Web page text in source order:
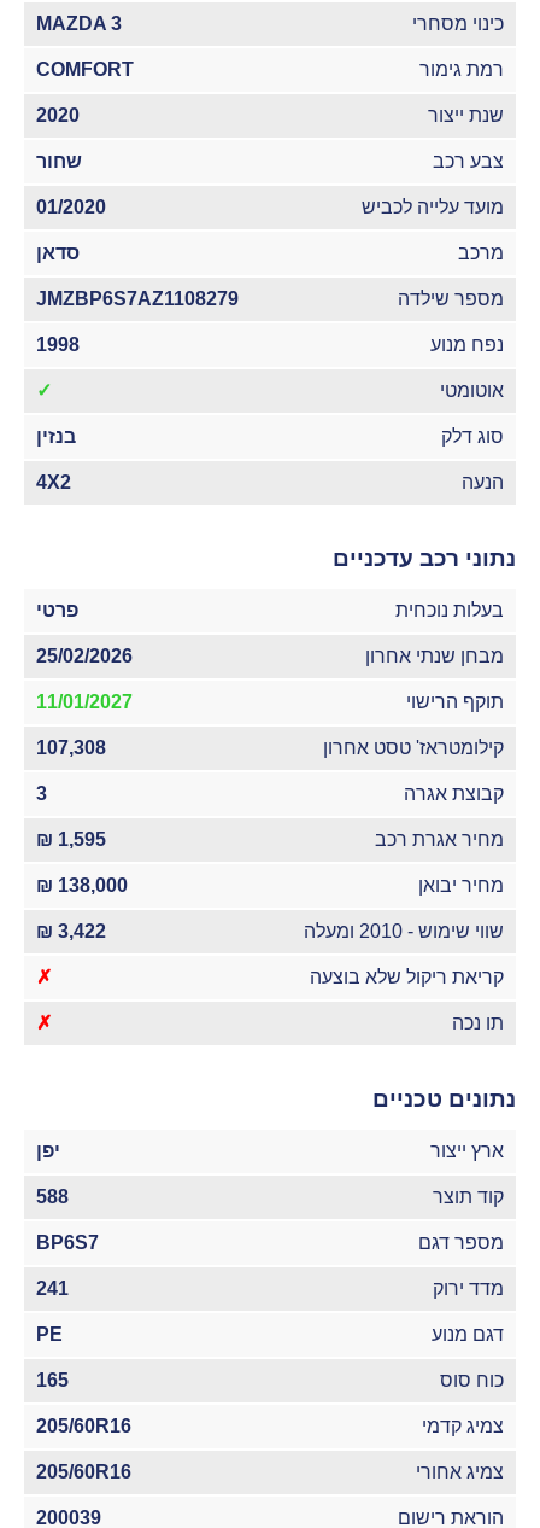
כינוי מסחרי MAZDA 3
רמת גימור COMFORT
שנת ייצור 2020
צבע רכב שחור
מועד עלייה לכביש 01/2020
מרכב סדאן
מספר שילדה JMZBP6S7AZ1108279
נפח מנוע 1998
אוטומטי ✓
סוג דלק בנזין
הנעה 4X2
נתוני רכב עדכניים
בעלות נוכחית פרטי
מבחן שנתי אחרון 25/02/2026
תוקף הרישוי 11/01/2027
קילומטראז' טסט אחרון 107,308
קבוצת אגרה 3
מחיר אגרת רכב 1,595 ₪
מחיר יבואן 138,000 ₪
שווי שימוש - 2010 ומעלה 3,422 ₪
קריאת ריקול שלא בוצעה ✗
תו נכה ✗
נתונים טכניים
ארץ ייצור יפן
קוד תוצר 588
מספר דגם BP6S7
מדד ירוק 241
דגם מנוע PE
כוח סוס 165
צמיג קדמי 205/60R16
צמיג אחורי 205/60R16
הוראת רישום 200039